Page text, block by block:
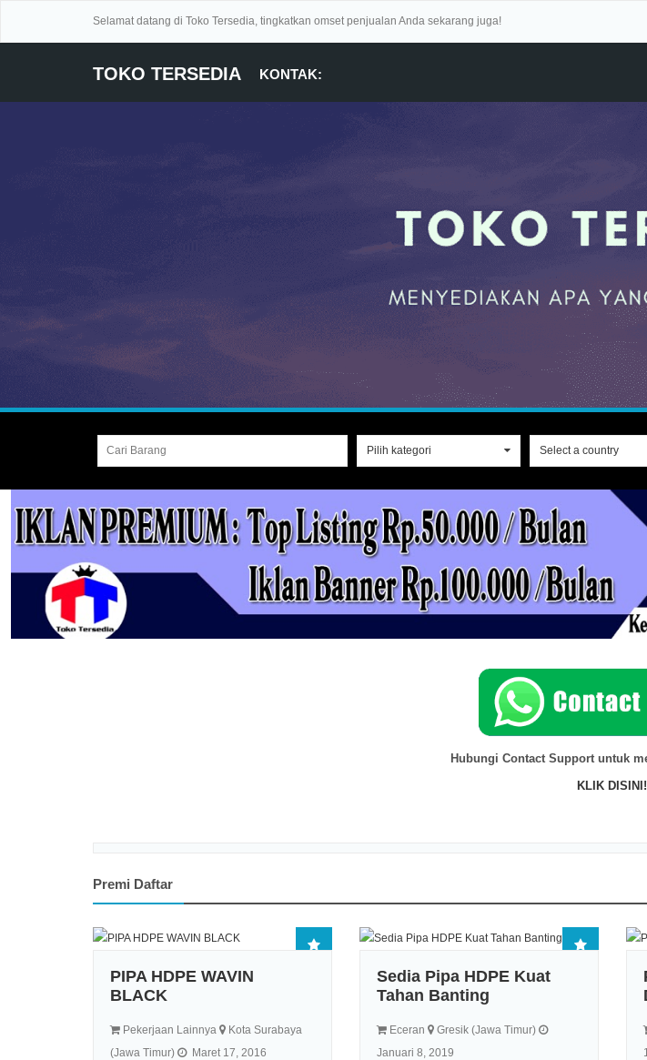
Selamat datang di Toko Tersedia, tingkatkan omset penjualan Anda sekarang juga!
TOKO TERSEDIA KONTAK:
Cari Barang Pilih kategori Select a country
Hubungi Contact Support untuk
KLIK DISINI!
Premi Daftar
PIPA HDPE WAVIN
BLACK
Pekerjaan Lainnya
Kota Surabaya
(Jawa Timur)
Maret 17, 2016
Sedia Pipa HDPE Kuat
Tahan Banting
Eceran
Gresik (Jawa Timur)
Januari 8, 2019